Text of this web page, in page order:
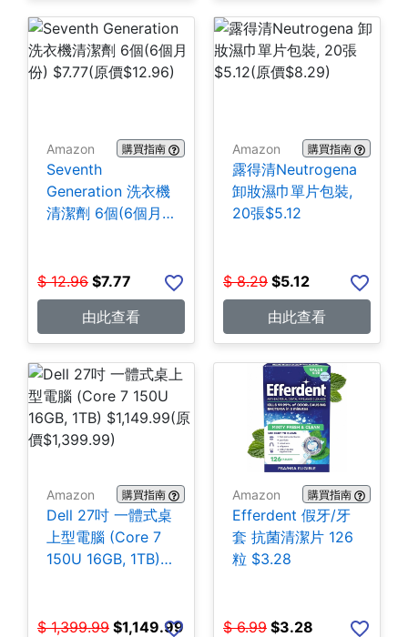
Amazon 購買指南
Seventh
Generation 洗衣機
清潔劑 6個(6個月
$ 12.96 $7.77
由此查看
Amazon 購買指南
露得清Neutrogena
卸妝濕巾單片包裝,
20張$5.12
$ 8.29 $5.12
由此查看
Amazon 購買指南
Dell 27吋 一體式桌
上型電腦 (Core 7
150U 16GB, 1TB)
$ 1,399.99 $1,149.99
Amazon 購買指南
Efferdent 假牙/牙
套 抗菌清潔片 126
粒 $3.28
$ 6.99 $3.28